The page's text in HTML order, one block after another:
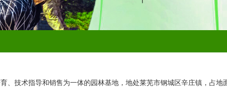
、技术指导和销售为一体的园林基地，地处莱芜市钢城区辛庄镇，占